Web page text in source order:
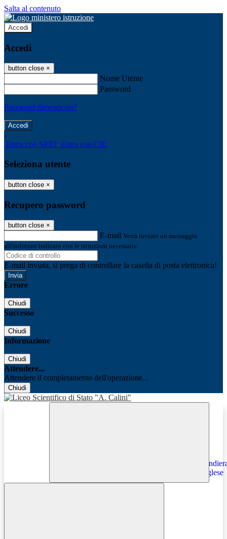
Salta al contenuto
Accedi
Accedi
button close ×
Nome Utente
Password
Password dimenticata?
-
Entra con SPID Entra con CIE
Seleziona utente
button close ×
Recupero password
button close ×
E-mail Verrà inviato un messaggio
all'indirizzo indicato con le istruzioni necessarie.
E-mail inviata, si prega di controllare la casella di posta elettronica!
Errore
Chiudi
Successo
Chiudi
Informazione
Chiudi
Attendere...
Attendere il completamento dell'operazione...
Chiudi